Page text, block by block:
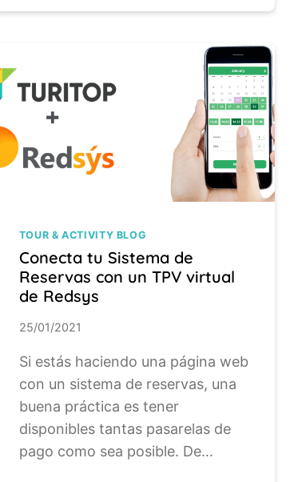
TOUR & ACTIVITY BLOG
Conecta tu Sistema de
Reservas con un TPV virtual
de Redsys
25/01/2021
Si estás haciendo una página web
con un sistema de reservas, una
buena práctica es tener
disponibles tantas pasarelas de
pago como sea posible. De…